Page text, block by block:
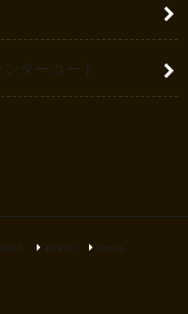
ターコート
event
news